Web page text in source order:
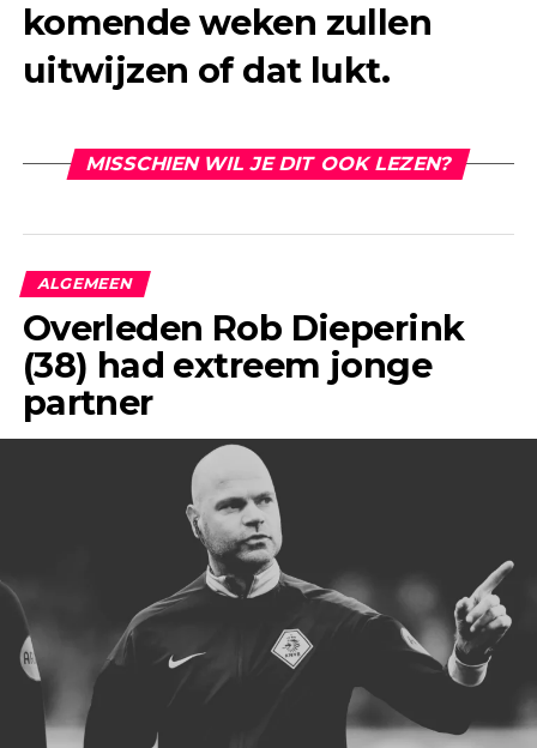
komende weken zullen
uitwijzen of dat lukt.
MISSCHIEN WIL JE DIT OOK LEZEN?
ALGEMEEN
Overleden Rob Dieperink
(38) had extreem jonge
partner